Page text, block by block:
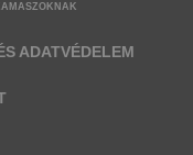
ADATVÉDELEM